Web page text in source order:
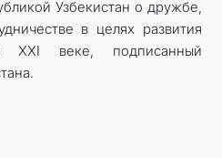
Узбекистан о дружбе,
в целях развития
XXI веке, подписанный